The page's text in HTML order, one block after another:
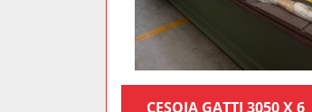
CESOIA GATTI 3050 X 6